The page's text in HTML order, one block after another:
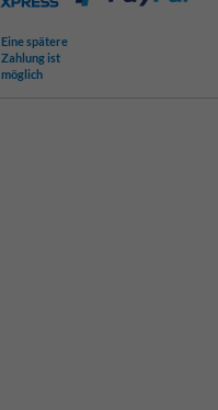
Eine spätere
Zahlung ist
möglich